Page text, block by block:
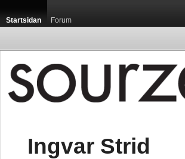
Startsidan Forum
Ingvar Strid